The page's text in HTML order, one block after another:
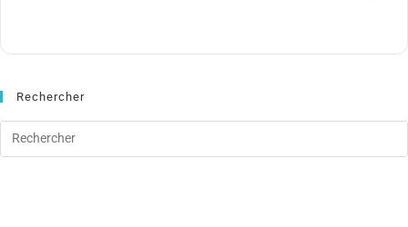
Rechercher